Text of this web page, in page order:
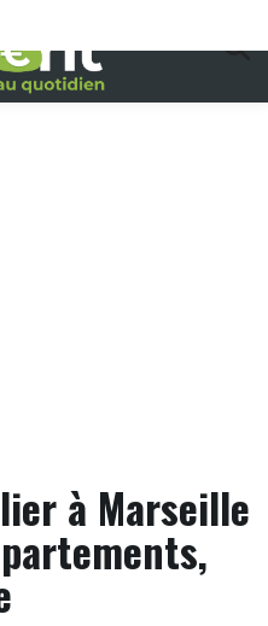
à Marseille